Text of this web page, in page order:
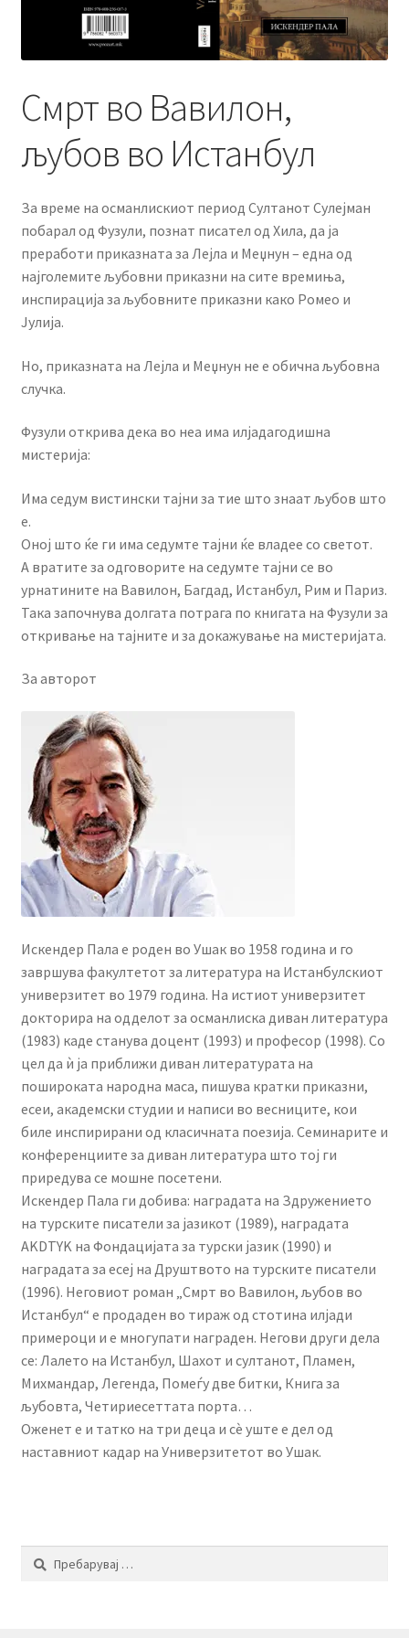
menu
Литературен фестивал
Literary Agency
Expand
Корисничка сметка
Смрт во Вавилон,
љубов во Истанбул
За време на османлискиот период Султанот Сулејман
побарал од Фузули, познат писател од Хила, да ја
преработи приказната за Лејла и Меџнун – една од
најголемите љубовни приказни на сите времиња,
инспирација за љубовните приказни како Ромео и
Јулија.
Но, приказната на Лејла и Меџнун не е обична љубовна
случка.
Фузули открива дека во неа има илјадагодишна
мистерија:
Има седум вистински тајни за тие што знаат љубов што
е.
Оној што ќе ги има седумте тајни ќе владее со светот.
А вратите за одговорите на седумте тајни се во
урнатините на Вавилон, Багдад, Истанбул, Рим и Париз.
Така започнува долгата потрага по книгата на Фузули за
откривање на тајните и за докажување на мистеријата.
За авторот
Искендер Пала е роден во Ушак во 1958 година и го
завршува факултетот за литература на Истанбулскиот
универзитет во 1979 година. На истиот универзитет
докторира на одделот за османлиска диван литература
(1983) каде станува доцент (1993) и професор (1998). Со
цел да ѝ ја приближи диван литературата на
пошироката народна маса, пишува кратки приказни,
есеи, академски студии и написи во весниците, кои
биле инспирирани од класичната поезија. Семинарите и
конференциите за диван литература што тој ги
приредува се мошне посетени.
Искендер Пала ги добива: наградата на Здружението
на турските писатели за јазикот (1989), наградата
AKDTYK на Фондацијата за турски јазик (1990) и
наградата за есеј на Друштвото на турските писатели
(1996). Неговиот роман „Смрт во Вавилон, љубов во
Истанбул“ е продаден во тираж од стотина илјади
примероци и е многупати награден. Негови други дела
се: Лалето на Истанбул, Шахот и султанот, Пламен,
Михмандар, Легенда, Помеѓу две битки, Книга за
љубовта, Четириесеттата порта…
Оженет е и татко на три деца и сè уште е дел од
наставниот кадар на Универзитетот во Ушак.
Пребарувај